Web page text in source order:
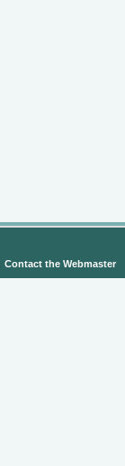
Contact the Webmaster